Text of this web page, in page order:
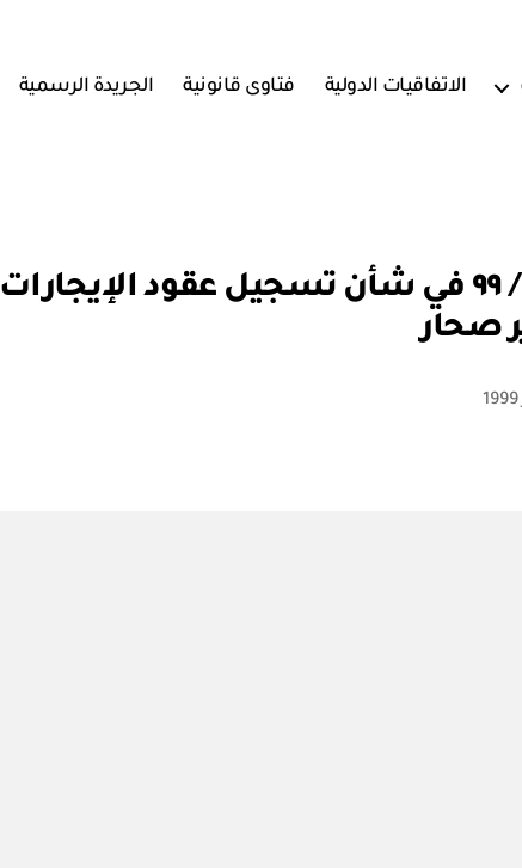
الاتفاقيات الدولية فتاوى قانونية الجريدة الرسمية
ديوان البلاط السلطاني: قرار ديواني رقم ٨ / ٩٩ في شأن تسجيل عقود الإيجارات
صحار
بو
س
ة